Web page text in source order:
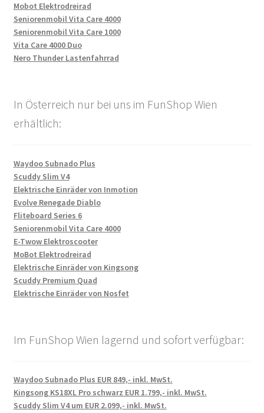
Mobot Elektrodreirad
Seniorenmobil Vita Care 4000
Seniorenmobil Vita Care 1000
Vita Care 4000 Duo
Nero Thunder Lastenfahrrad
In Österreich nur bei uns im FunShop Wien
erhältlich:
Waydoo Subnado Plus
Scuddy Slim V4
Elektrische Einräder von Inmotion
Evolve Renegade Diablo
Fliteboard Series 6
Seniorenmobil Vita Care 4000
E-Twow Elektroscooter
MoBot Elektrodreirad
Elektrische Einräder von Kingsong
Scuddy Premium Quad
Elektrische Einräder von Nosfet
Im FunShop Wien lagernd und sofort verfügbar:
Waydoo Subnado Plus EUR 849,- inkl. MwSt.
Kingsong KS18XL Pro schwarz EUR 1.799,- inkl. MwSt.
Scuddy Slim V4 um EUR 2.099,- inkl. MwSt.